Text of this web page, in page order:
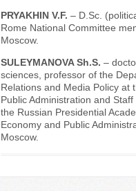
PRYAKHIN V.F. – D.Sc.
Rome National Committee
Moscow.
SULEYMANOVA Sh.S. –
sciences, professor of the
Relations and Media Policy at
Public Administration and
the Russian Presidential
Economy and Public
Moscow.